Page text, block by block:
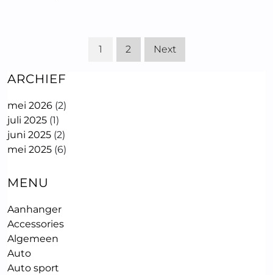
1 2 Next
ARCHIEF
mei 2026 (2)
juli 2025 (1)
juni 2025 (2)
mei 2025 (6)
MENU
Aanhanger
Accessories
Algemeen
Auto
Auto sport